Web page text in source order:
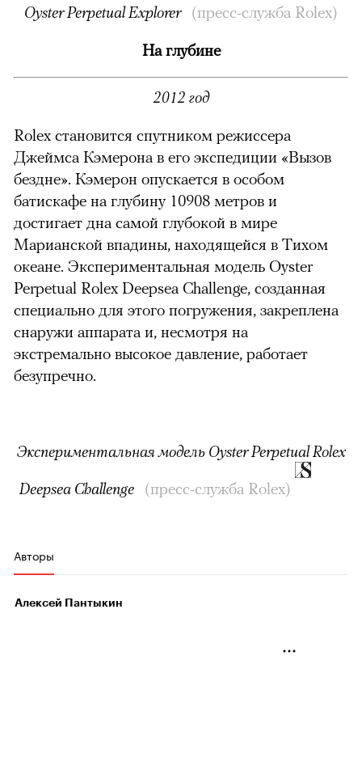
Oyster Perpetual Explorer (пресс-служба Rolex)
На глубине
2012 год
Rolex становится спутником режиссера
Джеймса Кэмерона в его экспедиции «Вызов
бездне». Кэмерон опускается в особом
батискафе на глубину 10908 метров и
достигает дна самой глубокой в мире
Марианской впадины, находящейся в Тихом
океане. Экспериментальная модель Oyster
Perpetual Rolex Deepsea Challenge, созданная
специально для этого погружения, закреплена
снаружи аппарата и, несмотря на
экстремально высокое давление, работает
безупречно.
Экспериментальная модель Oyster Perpetual Rolex
Deepsea Challenge
(пресс-служба Rolex)
Авторы
Алексей Пантыкин